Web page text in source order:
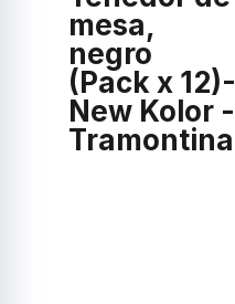
mesa,
negro
(Pack x 12)-
New Kolor -
Tramontina